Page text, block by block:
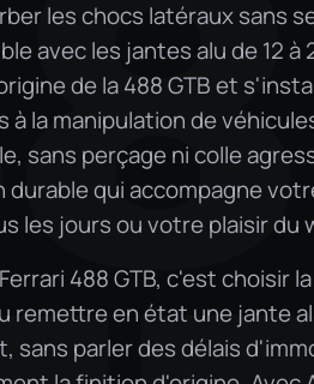
les chocs latéraux sans
avec les jantes alu de 12 à
de la 488 GTB et
la manipulation de
sans perçage ni colle
qui accompagne
les jours ou votre plaisir du
488 GTB, c'est choisir
remettre en état une jante
sans parler des délais